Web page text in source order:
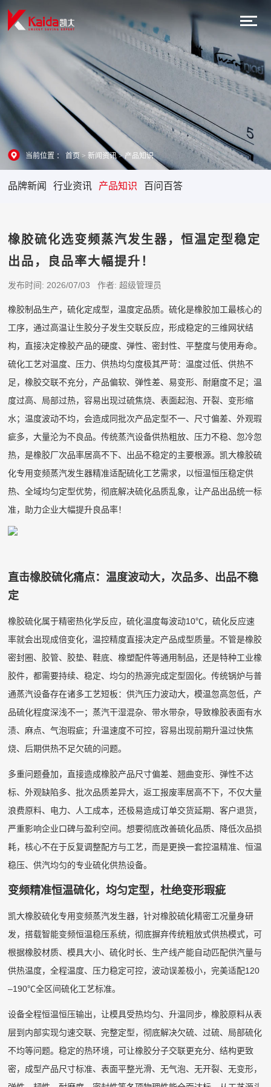
当前位置 ：首页>新闻资讯>产品知识
品牌新闻 行业资讯 产品知识 百问百答
橡胶硫化选变频蒸汽发生器，恒温定型稳定
出品，良品率大幅提升！
发布时间: 2026/07/03 作者: 超级管理员
橡胶制品生产，硫化定成型，温度定品质。硫化是橡胶加工最核心的
工序，通过高温让生胶分子发生交联反应，形成稳定的三维网状结
构，直接决定橡胶产品的硬度、弹性、密封性、平整度与使用寿命。
硫化工艺对温度、压力、供热均匀度极其严苛：温度过低、供热不
足，橡胶交联不充分，产品偏软、弹性差、易变形、耐磨度不足；温
度过高、局部过热，容易出现过硫焦烧、表面起泡、开裂、变形缩
水；温度波动不均，会造成同批次产品定型不一、尺寸偏差、外观瑕
疵多，大量沦为不良品。传统蒸汽设备供热粗放、压力不稳、忽冷忽
热，是橡胶厂次品率居高不下、出品不稳定的主要根源。凯大橡胶硫
化专用变频蒸汽发生器精准适配硫化工艺需求，以恒温恒压稳定供
热、全域均匀定型优势，彻底解决硫化品质乱象，让产品出品统一标
准，助力企业大幅提升良品率！
直击橡胶硫化痛点：温度波动大，次品多、出品不稳
定
橡胶硫化属于精密热化学反应，硫化温度每波动10℃，硫化反应速
率就会出现成倍变化，温控精度直接决定产品成型质量。不管是橡胶
密封圈、胶管、胶垫、鞋底、橡塑配件等通用制品，还是特种工业橡
胶件，都需要持续、稳定、均匀的热源完成定型固化。传统锅炉与普
通蒸汽设备存在诸多工艺短板：供汽压力波动大，模温忽高忽低，产
品硫化程度深浅不一；蒸汽干湿混杂、带水带杂，导致橡胶表面有水
渍、麻点、气泡瑕疵；升温速度不可控，容易出现前期升温过快焦
烧、后期供热不足欠硫的问题。
多重问题叠加，直接造成橡胶产品尺寸偏差、翘曲变形、弹性不达
标、外观缺陷多、批次品质差异大，返工报废率居高不下，不仅大量
浪费原料、电力、人工成本，还极易造成订单交货延期、客户退货，
严重影响企业口碑与盈利空间。想要彻底改善硫化品质、降低次品损
耗，核心不在于反复调整配方与工艺，而是更换一套控温精准、恒温
稳压、供汽均匀的专业硫化供热设备。
变频精准恒温硫化，均匀定型，杜绝变形瑕疵
凯大橡胶硫化专用变频蒸汽发生器，针对橡胶硫化精密工况量身研
发，搭载智能变频恒温稳压系统，彻底摒弃传统粗放式供热模式，可
根据橡胶材质、模具大小、硫化时长、生产线产能自动匹配供汽量与
供热温度，全程温度、压力稳定可控，波动误差极小，完美适配120
–190℃全区间硫化工艺标准。
设备全程恒温恒压输出，让模具受热均匀、升温同步，橡胶原料从表
层到内部实现匀速交联、完整定型，彻底解决欠硫、过硫、局部硫化
不均等问题。稳定的热环境，可让橡胶分子交联更充分、结构更致
密，成型产品尺寸标准、表面平整光滑、无气泡、无开裂、无变形，